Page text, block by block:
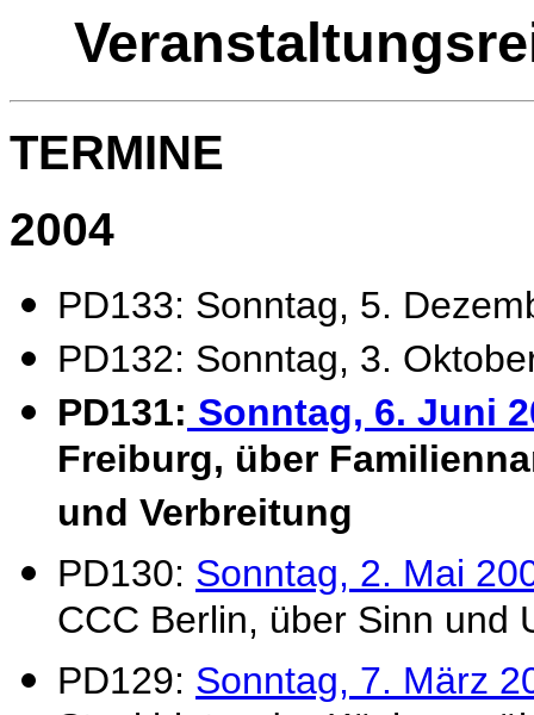
TERMINE
2004
PD133: Sonntag, 5.
PD132: Sonntag, 3.
PD131: Sonntag, 6. Juni
Freiburg, über
und Verbreitung
PD130: Sonntag, 2. Mai
CCC Berlin, über Sinn und
PD129: Sonntag, 7. März